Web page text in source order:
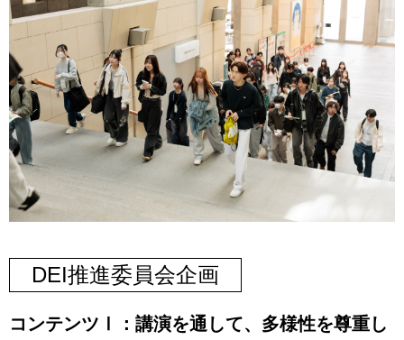
DEI推進委員会企画
コンテンツⅠ：講演を通して、多様性を尊重し